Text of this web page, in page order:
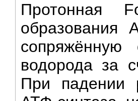
Протонная
образования
сопряжённую
водорода за
При падении